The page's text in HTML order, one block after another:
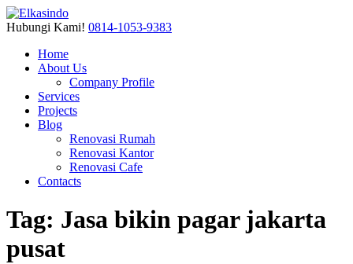
Hubungi Kami! 0814-1053-9383
Home
About Us
Company Profile
Services
Projects
Blog
Renovasi Rumah
Renovasi Kantor
Renovasi Cafe
Contacts
Tag: Jasa bikin pagar jakarta
pusat